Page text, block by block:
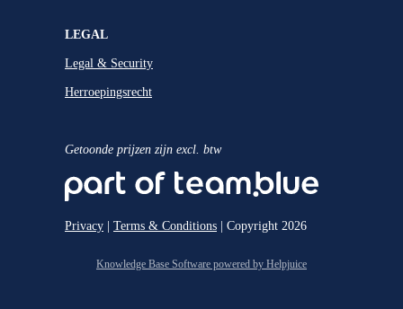
LEGAL
Legal & Security
Herroepingsrecht
Getoonde prijzen zijn excl. btw
Privacy Terms & Conditions | Copyright 2026
Knowledge Base Software powered by Helpjuice